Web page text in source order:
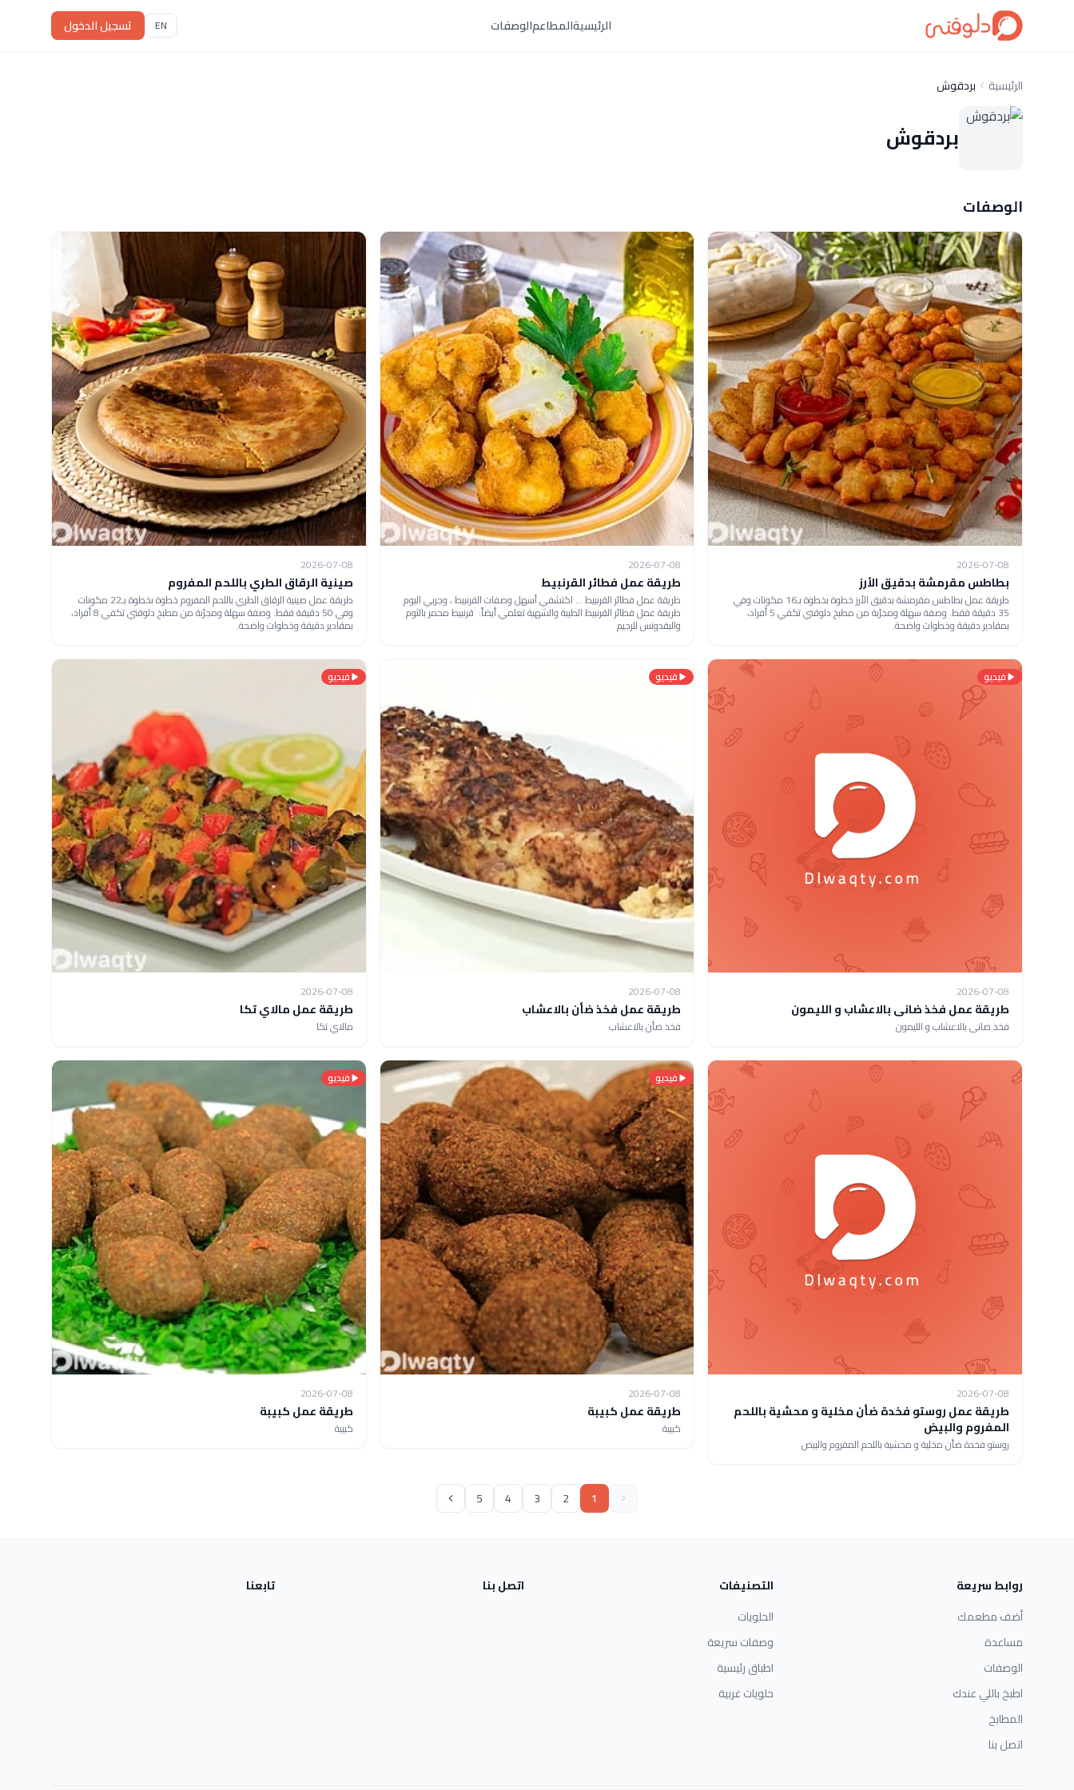
الرئيسيةالمطاعمالوصفات EN تسجيل الدخول
الرئيسية بردقوش
بردقوش
الوصفات
2026-07-08
بطاطس مقرمشة بدقيق الأرز
طريقة عمل بطاطس مقرمشة بدقيق الأرز خطوة بخطوة بـ16 مكونات وفي
35 دقيقة فقط. وصفة سهلة ومجرّبة من مطبخ دلوقتي تكفي 5 أفراد،
بمقادير دقيقة وخطوات واضحة.
2026-07-08
طريقة عمل فطائر القرنبيط
طريقة عمل فطائر القرنبيط ... اكتشفي أسهل وصفات القرنبيط ، وجربي اليوم
طريقة عمل فطائر القرنبيط الطيبة والشهية تعلمي أيضاً: قرنبيط محمر بالثوم
والبقدونس للرجيم
2026-07-08
صينية الرقاق الطري باللحم المفروم
طريقة عمل صينية الرقاق الطري باللحم المفروم خطوة بخطوة بـ22 مكونات
وفي 50 دقيقة فقط. وصفة سهلة ومجرّبة من مطبخ دلوقتي تكفي 8 أفراد،
بمقادير دقيقة وخطوات واضحة.
فيديو
2026-07-08
طريقة عمل فخذ ضانى بالاعشاب و الليمون
فخذ ضانى بالاعشاب و الليمون
فيديو
2026-07-08
طريقة عمل فخذ ضأن بالاعشاب
فخذ ضأن بالاعشاب
فيديو
2026-07-08
طريقة عمل مالاي تكا
مالاي تكا
2026-07-08
طريقة عمل روستو فخدة ضأن مخلية و محشية باللحم
المفروم والبيض
روستو فخدة ضأن مخلية و محشية باللحم المفروم والبيض
فيديو
2026-07-08
طريقة عمل كبيبة
كبيبة
فيديو
2026-07-08
طريقة عمل كبيبة
كبيبة
1
2
3
4
5
روابط سريعة
أضف مطعمك
مساعدة
الوصفات
اطبخ باللي عندك
المطابخ
اتصل بنا
التصنيفات
الحلويات
وصفات سريعة
اطباق رئيسية
حلويات غربية
اتصل بنا تابعنا